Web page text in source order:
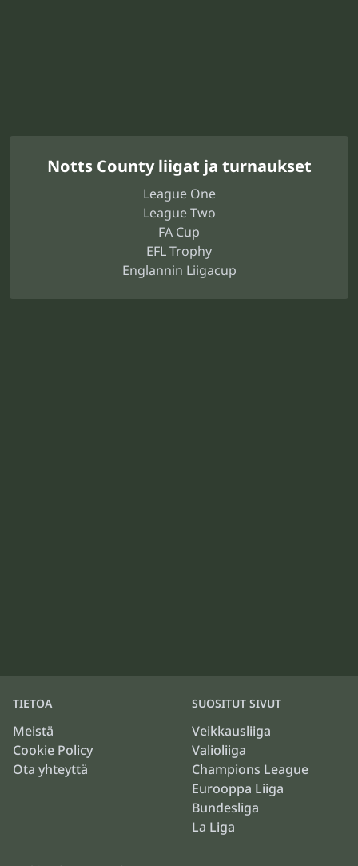
Notts County liigat ja turnaukset
League One
League Two
FA Cup
EFL Trophy
Englannin Liigacup
TIETOA
Meistä
Cookie Policy
Ota yhteyttä
SUOSITUT SIVUT
Veikkausliiga
Valioliiga
Champions League
Eurooppa Liiga
Bundesliga
La Liga